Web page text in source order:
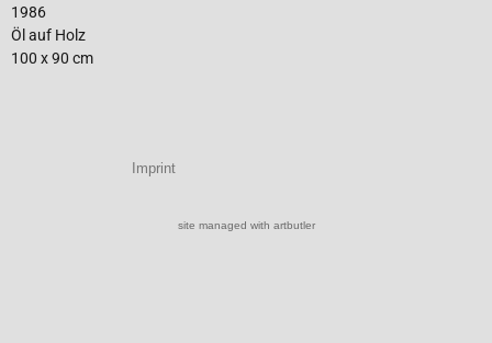
1986
Öl auf Holz
100 x 90 cm
Imprint
site managed with artbutler